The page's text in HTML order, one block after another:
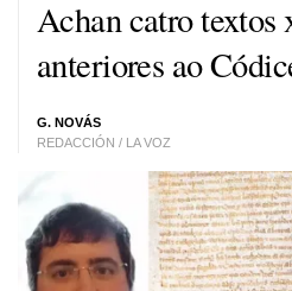
Achan catro textos
anteriores ao
G. NOVÁS
REDACCIÓN / LA VOZ